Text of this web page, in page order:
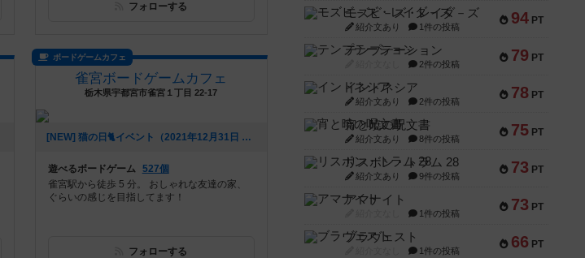
フォローする
ボードゲームカフェ
雀宮ボードゲームカフェ
栃木県宇都宮市雀宮１丁目 22-17
[NEW] 猫の日🐈イベント（2021年12月31日 14時33分）
遊べるボードゲーム 527個
雀宮駅から徒歩 5 分。 おしゃれな友達の家、
ぐらいの感じを目指してます！
フォローする
94 PT
モズビ－ズ・レイダ－ズ
紹介文あり 1件の投稿
79 PT
テンプテーション
2件の投稿
78 PT
インドネシア
紹介文あり 2件の投稿
75 PT
宵と暁の呪文書
紹介文あり 8件の投稿
73 PT
リスボン・トラム 28
紹介文あり 9件の投稿
73 PT
アマナイト
1件の投稿
66 PT
ブラヴェスト
1件の投稿